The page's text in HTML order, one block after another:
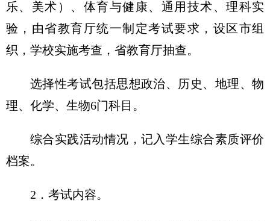
乐、美术）、体育与健康、通用技术、理科实
验，由省教育厅统一制定考试要求，设区市组
织，学校实施考查，省教育厅抽查。
选择性考试包括思想政治、历史、地理、物
理、化学、生物6门科目。
综合实践活动情况，记入学生综合素质评价
档案。
2．考试内容。